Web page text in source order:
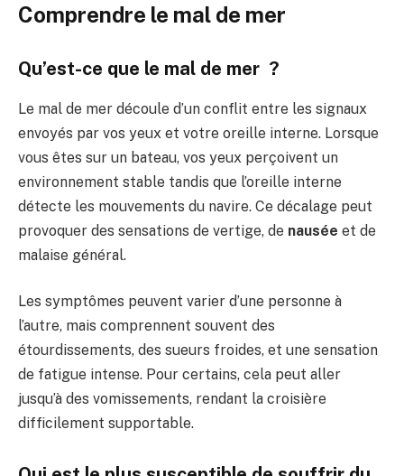
Comprendre le mal de mer
Qu’est-ce que le mal de mer ?
Le mal de mer découle d’un conflit entre les signaux
envoyés par vos yeux et votre oreille interne. Lorsque
vous êtes sur un bateau, vos yeux perçoivent un
environnement stable tandis que l’oreille interne
détecte les mouvements du navire. Ce décalage peut
provoquer des sensations de vertige, de nausée et de
malaise général.
Les symptômes peuvent varier d’une personne à
l’autre, mais comprennent souvent des
étourdissements, des sueurs froides, et une sensation
de fatigue intense. Pour certains, cela peut aller
jusqu’à des vomissements, rendant la croisière
difficilement supportable.